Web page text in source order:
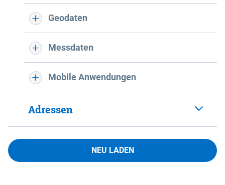
Geodaten
Messdaten
Mobile Anwendungen
Adressen
NEU LADEN